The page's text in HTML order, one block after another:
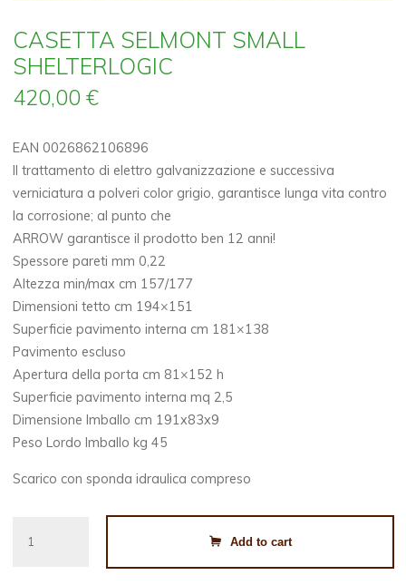
CASETTA SELMONT SMALL
SHELTERLOGIC
420,00€
EAN 0026862106896
Il trattamento di elettro galvanizzazione e successiva
verniciatura a polveri color grigio, garantisce lunga vita contro
la corrosione; al punto che
ARROW garantisce il prodotto ben 12 anni!
Spessore pareti mm 0,22
Altezza min/max cm 157/177
Dimensioni tetto cm 194×151
Superficie pavimento interna cm 181×138
Pavimento escluso
Apertura della porta cm 81×152 h
Superficie pavimento interna mq 2,5
Dimensione Imballo cm 191x83x9
Peso Lordo Imballo kg 45
Scarico con sponda idraulica compreso
SELMONT
Add to cart